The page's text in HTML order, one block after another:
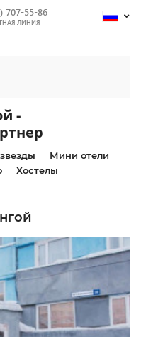
707-55-86
ЛИНИЯ
-
Мини отели
Хостелы